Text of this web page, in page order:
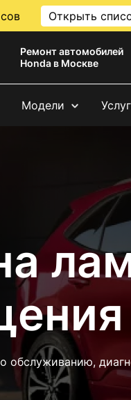
Открыть
Ремонт автомобилей
Honda в Москве
Модели
обслуживанию,